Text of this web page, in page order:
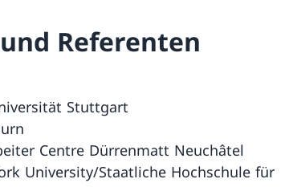
Referenten
Stuttgart
Centre Dürrenmatt Neuchâtel
University/Staatliche Hochschule für